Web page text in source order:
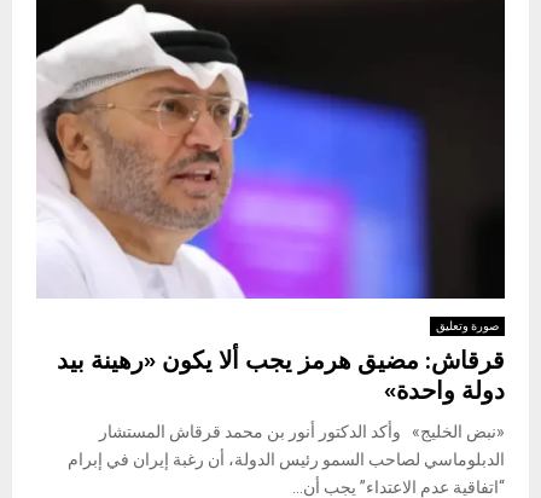
صورة وتعليق
قرقاش: مضيق هرمز يجب ألا يكون «رهينة بيد
دولة واحدة»
«نبض الخليج» وأكد الدكتور أنور بن محمد قرقاش المستشار
الدبلوماسي لصاحب السمو رئيس الدولة، أن رغبة إيران في إبرام
“اتفاقية عدم الاعتداء” يجب أن...